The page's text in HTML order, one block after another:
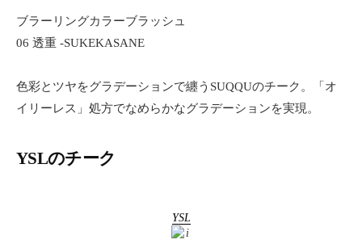
ブラーリングカラーブラッシュ
06 透重 -SUKEKASANE
色彩とツヤをグラデーションで纏うSUQQUのチーク。「オ
イリーレス」処方でなめらかなグラデーションを実現。
YSLのチーク
YSL